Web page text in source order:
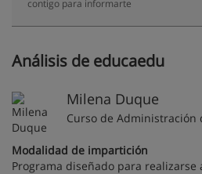
contigo para informarte
Análisis de educaedu
Milena Duque
Curso de Administración
Modalidad de impartición
Programa diseñado para realizarse